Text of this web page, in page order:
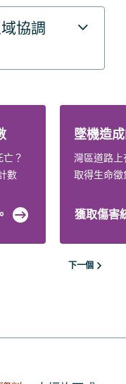
協調
？
數
墜機造
灣區道路
取得生命
獲取傷害
下一個